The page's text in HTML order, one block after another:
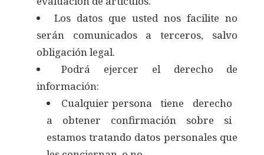
Los datos que usted nos facilite no
serán comunicados a terceros, salvo
obligación legal.
Podrá ejercer el derecho de
información:
Cualquier persona tiene derecho
a obtener confirmación sobre si
estamos tratando datos personales que